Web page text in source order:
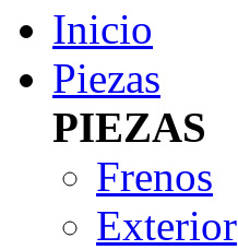
Inicio
Piezas
PIEZAS
Frenos
Exterior